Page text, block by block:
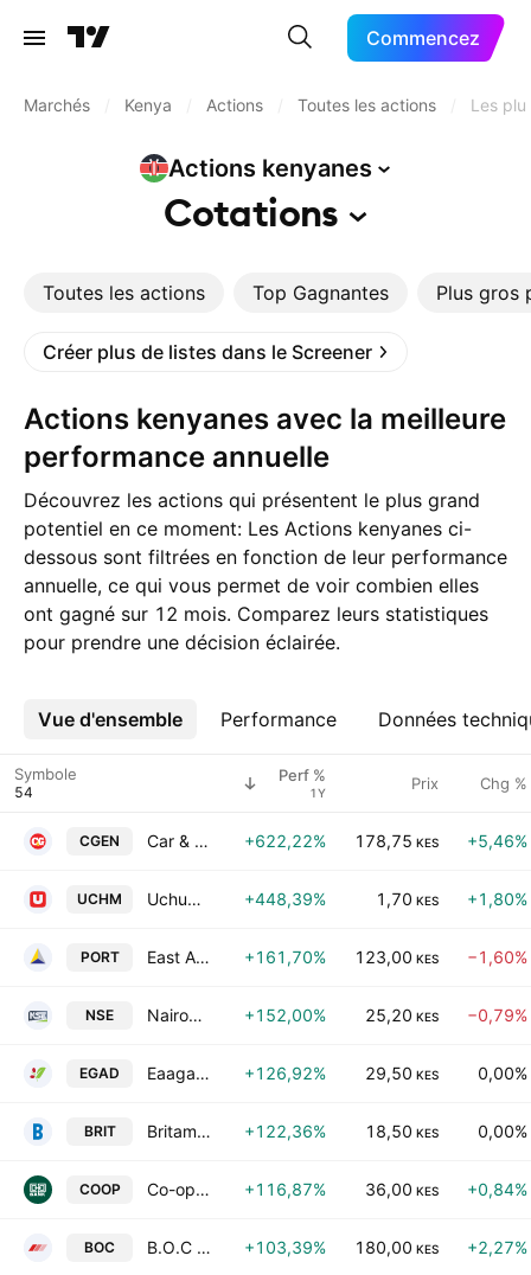
Commencez
Marchés Kenya Actions Toutes les actions Les
Actions kenyanes
Cotations
Toutes les actions Top Gagnantes Plus gros
Créer plus de listes dans le Screener
Actions kenyanes avec la meilleure
performance annuelle
Découvrez les actions qui présentent le plus grand
potentiel en ce moment: Les Actions kenyanes ci-
dessous sont filtrées en fonction de leur performance
annuelle, ce qui vous permet de voir combien elles
ont gagné sur 12 mois. Comparez leurs statistiques
pour prendre une décision éclairée.
Vue d'ensemble Performance Données
Plus
Symbole Perf %
1Y Prix Chg %
CGEN Car & General (Kenya) PLC +622,22% 178,75 KES +5,46%
UCHM Uchumi Supermarkets PLC +448,39% 1,70 KES +1,80%
PORT East African Portland Cement Co. Ltd. +161,70% 123,00 KES −1,60%
NSE Nairobi Securities Exchange PLC +152,00% 25,20 KES −0,79%
EGAD Eaagads Ltd +126,92% 29,50 KES 0,00%
BRIT Britam Holdings PLC +122,36% 18,50 KES 0,00%
COOP Co-operative Bank of Kenya Ltd. +116,87% 36,00 KES +0,84%
BOC B.O.C Kenya Ltd +103,39% 180,00 KES +2,27%